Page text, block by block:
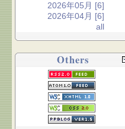
2026年05月 [6]
2026年04月 [6]
all
Others